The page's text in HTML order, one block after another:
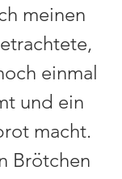
meinen
einmal
und ein
macht.
Brötchen